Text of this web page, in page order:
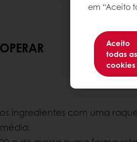
ingredientes com uma
em “Aceito
Aceito
todas as
cookies